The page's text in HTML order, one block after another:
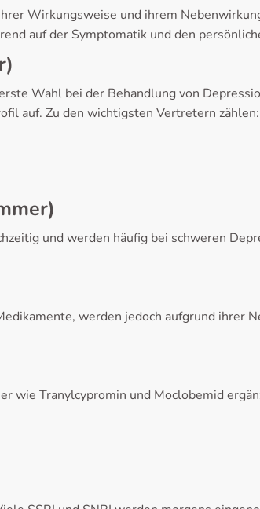
Wirkungsweise und ihrem
auf der Symptomatik und den
Wahl bei der Behandlung von
auf. Zu den wichtigsten Vertretern zählen:
und werden häufig bei schweren
werden jedoch aufgrund ihrer
Tranylcypromin und Moclobemid